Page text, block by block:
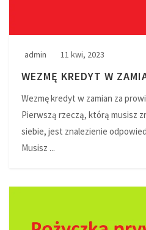
admin 11 kwi, 2023
WEZMĘ KREDYT W
Wezmę kredyt w zamian za
Pierwszą rzeczą, którą musisz
siebie, jest znalezienie
Musisz ...